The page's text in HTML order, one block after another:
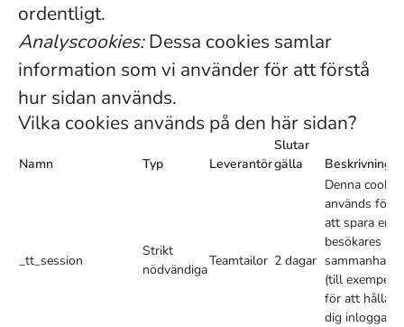
ordentligt.
Analyscookies:Dessa cookies samlar
information som vi använder för att förstå
hur sidan används.
Vilka cookies används på den här sidan?
Namn Typ Leverantör
Slutar
gälla
Beskrivning
_tt_session
Strikt
nödvändiga
Teamtailor 2 dagar
Denna cookie
används för
att spara en
besökares
sammanhang
(till exempel
för att hålla
dig inloggad